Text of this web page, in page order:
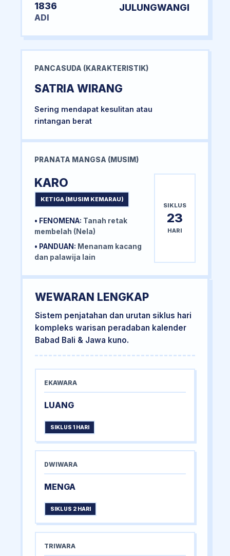
1836
ADI
JULUNGWANGI
PANCASUDA (KARAKTERISTIK)
SATRIA WIRANG
Sering mendapat kesulitan atau
rintangan berat
PRANATA MANGSA (MUSIM)
KARO
KETIGA (MUSIM KEMARAU)
• FENOMENA: Tanah retak
membelah (Nela)
• PANDUAN: Menanam kacang
dan palawija lain
SIKLUS
23
HARI
WEWARAN LENGKAP
Sistem penjatahan dan urutan siklus hari
kompleks warisan peradaban kalender
Babad Bali & Jawa kuno.
EKAWARA
LUANG
SIKLUS 1 HARI
DWIWARA
MENGA
SIKLUS 2 HARI
TRIWARA